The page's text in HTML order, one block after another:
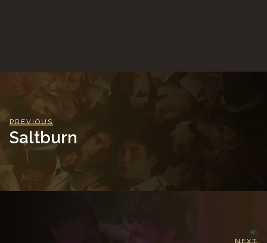
PREVIOUS
Saltburn